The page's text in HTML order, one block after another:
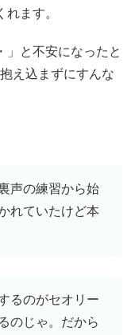
ます。
」と不安になったと
え込まずにすんな
声の練習から始
れていたけど本
るのがセオリー
のじゃ。だから